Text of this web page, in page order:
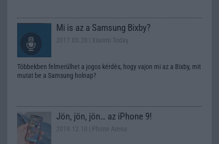
Mi is az a Samsung Bixby?
2017.03.28 | Xiaomi Today
Többekben felmerülhet a jogos kérdés, hogy vajon mi az a Bixby, mit
mutat be a Samsung holnap?
Jön, jön, jön… az iPhone 9!
2019.12.10 | Phone Arena